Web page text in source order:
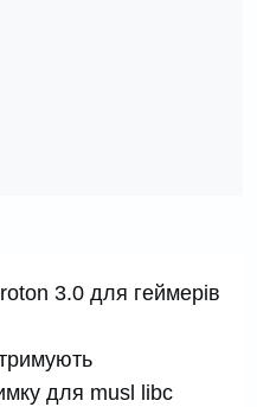
3.0 для геймерів
для musl libc